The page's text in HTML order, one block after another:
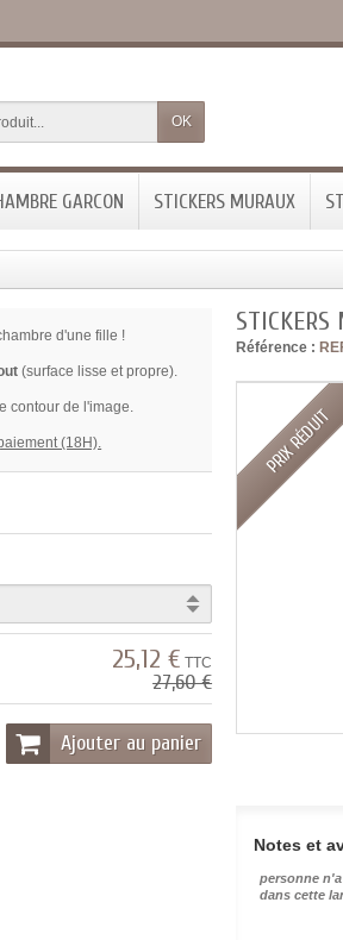
OK
GARCON STICKERS MURAUX
STICKERS
Référence :
PRIX RÉDUIT
Notes et
personne
dans cette
d'une fille !
(surface lisse et propre).
contour de l'image.
(18H).
25,12 € TTC
27,60 €
Ajouter au panier